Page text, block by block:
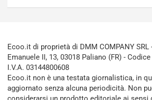
Ecoo.it di proprietà di DMM COMPANY
Emanuele II, 13, 03018 Paliano (FR) -
I.V.A. 03144800608
Ecoo.it non è una testata giornalistica, in
aggiornato senza alcuna periodicità. Non